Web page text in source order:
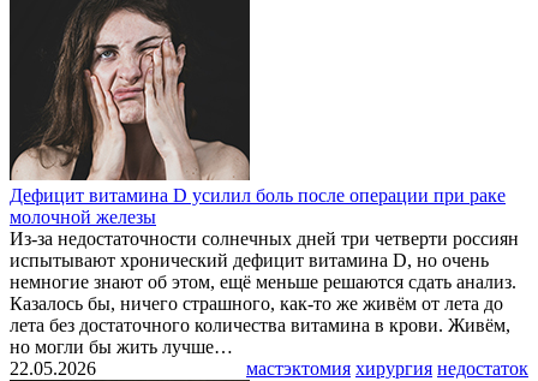
Дефицит витамина D усилил боль после операции при раке
молочной железы
Из-за недостаточности солнечных дней три четверти россиян
испытывают хронический дефицит витамина D, но очень
немногие знают об этом, ещё меньше решаются сдать анализ.
Казалось бы, ничего страшного, как-то же живём от лета до
лета без достаточного количества витамина в крови. Живём,
но могли бы жить лучше…
мастэктомия хирургия недостаток
22.05.2026